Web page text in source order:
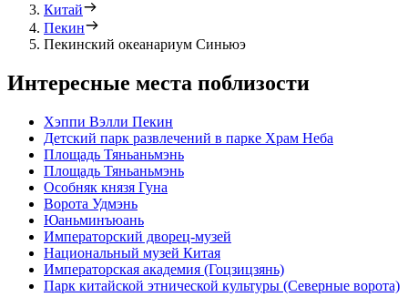
Китай
Пекин
Пекинский океанариум Синьюэ
Интересные места поблизости
Хэппи Вэлли Пекин
Детский парк развлечений в парке Храм Неба
Площадь Тяньаньмэнь
Площадь Тяньаньмэнь
Особняк князя Гуна
Ворота Удмэнь
Юаньминъюань
Императорский дворец-музей
Национальный музей Китая
Императорская академия (Гоцзицзянь)
Парк китайской этнической культуры (Северные ворота)